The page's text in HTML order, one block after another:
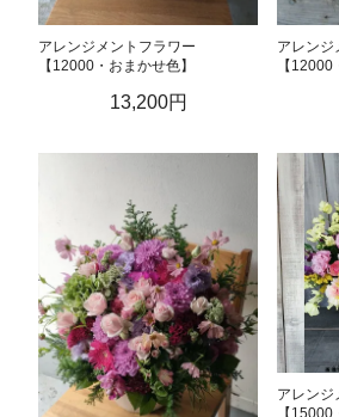
アレンジメントフラワー
【12000・おまかせ色】
13,200円
アレン
【12000
アレン
【15000